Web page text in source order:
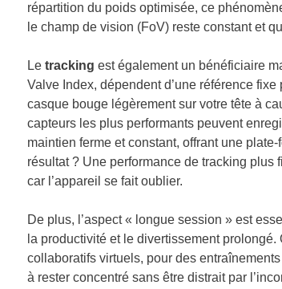
répartition du poids optimisée, ce
le champ de vision (FoV) reste constant et
Le tracking est également un bénéficiaire
Valve Index, dépendent d’une référence
casque bouge légèrement sur votre tête à
capteurs les plus performants peuvent
maintien ferme et constant, offrant une
résultat ? Une performance de tracking plus
car l’appareil se fait oublier.
De plus, l’aspect « longue session » est
la productivité et le divertissement
collaboratifs virtuels, pour des
à rester concentré sans être distrait par